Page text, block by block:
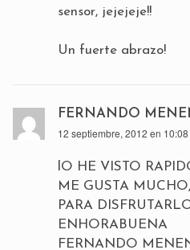
sensor, jejejeje!!
Un fuerte abrazo!
FERNANDO
12 septiembre, 2012 en 10:08
lO HE VISTO
ME GUSTA
PARA
ENHORABUENA
FERNANDO